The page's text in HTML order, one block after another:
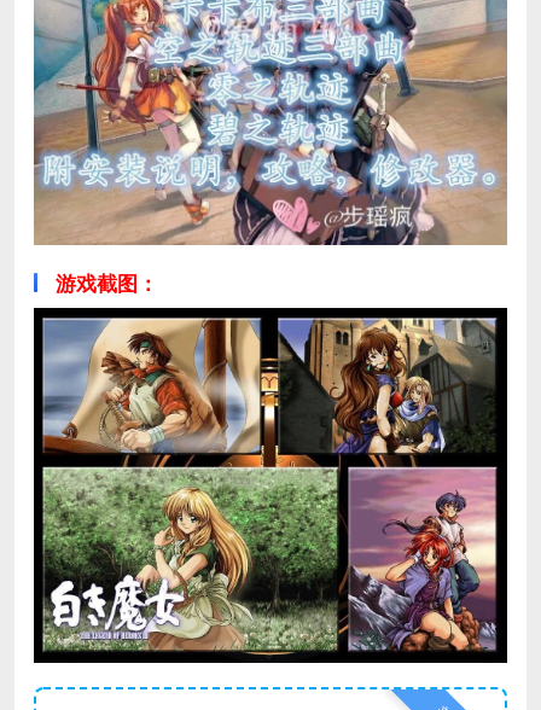
游戏截图：